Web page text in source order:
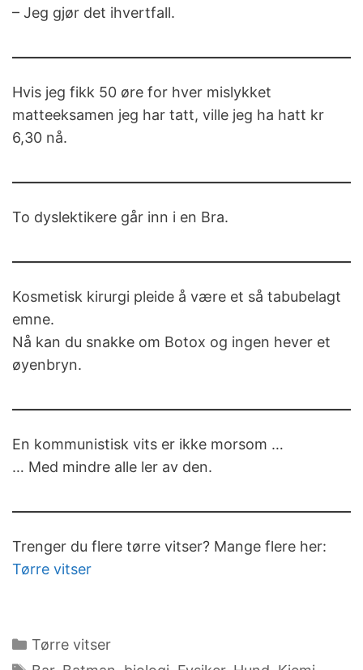
– Jeg gjør det ihvertfall.
Hvis jeg fikk 50 øre for hver mislykket
matteeksamen jeg har tatt, ville jeg ha hatt kr
6,30 nå.
To dyslektikere går inn i en Bra.
Kosmetisk kirurgi pleide å være et så tabubelagt
emne.
Nå kan du snakke om Botox og ingen hever et
øyenbryn.
En kommunistisk vits er ikke morsom …
… Med mindre alle ler av den.
Trenger du flere tørre vitser? Mange flere her:
Tørre vitser
Kategorier
Tørre vitser